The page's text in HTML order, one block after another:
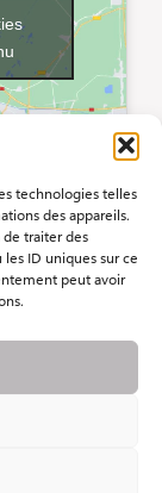
technologies telles
des appareils.
traiter des
ID uniques sur ce
peut avoir